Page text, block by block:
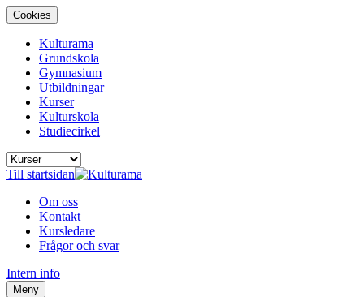
Cookies
Kulturama
Grundskola
Gymnasium
Utbildningar
Kurser
Kulturskola
Studiecirkel
Till startsidan
Om oss
Kontakt
Kursledare
Frågor och svar
Intern info
Meny